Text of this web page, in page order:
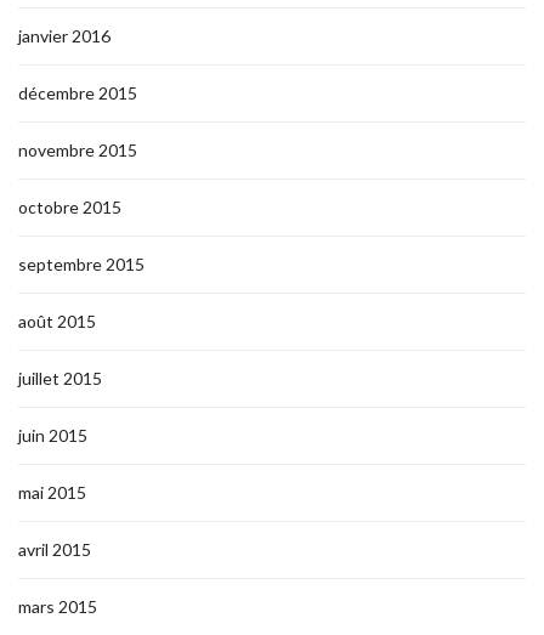
janvier 2016
décembre 2015
novembre 2015
octobre 2015
septembre 2015
août 2015
juillet 2015
juin 2015
mai 2015
avril 2015
mars 2015